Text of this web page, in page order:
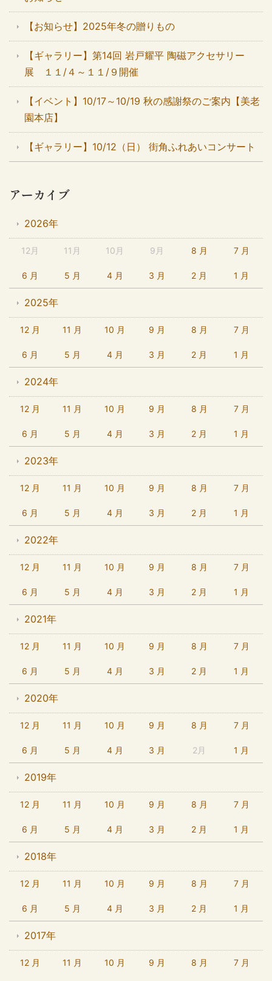
【お知らせ】2025年冬の贈りもの
【ギャラリー】第14回 岩戸耀平 陶磁アクセサリー
展 １１/４～１１/９開催
【イベント】10/17～10/19 秋の感謝祭のご案内【美老
園本店】
【ギャラリー】10/12（日） 街角ふれあいコンサート
アーカイブ
2026年
12月 11月 10月 9月 8 月 7 月
6 月 5 月 4 月 3 月 2 月 1 月
2025年
12 月 11 月 10 月 9 月 8 月 7 月
6 月 5 月 4 月 3 月 2 月 1 月
2024年
12 月 11 月 10 月 9 月 8 月 7 月
6 月 5 月 4 月 3 月 2 月 1 月
2023年
12 月 11 月 10 月 9 月 8 月 7 月
6 月 5 月 4 月 3 月 2 月 1 月
2022年
12 月 11 月 10 月 9 月 8 月 7 月
6 月 5 月 4 月 3 月 2 月 1 月
2021年
12 月 11 月 10 月 9 月 8 月 7 月
6 月 5 月 4 月 3 月 2 月 1 月
2020年
12 月 11 月 10 月 9 月 8 月 7 月
6 月 5 月 4 月 3 月 2月 1 月
2019年
12 月 11 月 10 月 9 月 8 月 7 月
6 月 5 月 4 月 3 月 2 月 1 月
2018年
12 月 11 月 10 月 9 月 8 月 7 月
6 月 5 月 4 月 3 月 2 月 1 月
2017年
12 月 11 月 10 月 9 月 8 月 7 月